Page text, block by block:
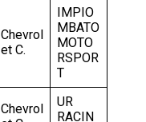
Chevrol
et C.
IMPIO
MBATO
MOTO
RSPOR
T
Chevrol
UR
RACIN